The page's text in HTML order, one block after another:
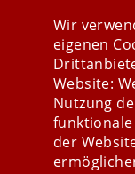
Wir
eigenen
Website:
Nutzung
funktionale
der